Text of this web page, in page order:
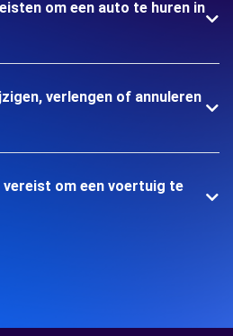
om een auto te huren in
verlengen of annuleren
vereist om een voertuig te